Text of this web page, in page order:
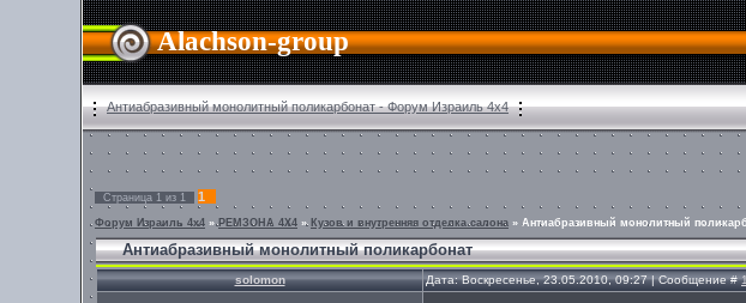
Alachson-group
Антиабразивный монолитный поликарбонат - Форум Израиль 4х4
Страница 1 из 1 1
Форум Израиль 4х4 » РЕМЗОНА 4Х4 » Кузов и внутренняя отделка салона » Антиабразивный монолитный
Антиабразивный монолитный поликарбонат
solomon Дата: Воскресенье, 23.05.2010, 09:27 | Сообщение #